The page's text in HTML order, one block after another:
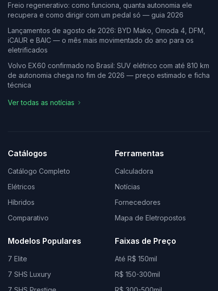
Freio regenerativo: como funciona, quanta autonomia ele
recupera e como dirigir com um pedal só — guia 2026
Lançamentos de agosto de 2026: BYD Mako, Omoda 4, DFM,
iCAUR e BAIC — o mês mais movimentado do ano para os
eletrificados
Volvo EX60 confirmado no Brasil: SUV elétrico com até 810 km
de autonomia chega no fim de 2026 — preço estimado e ficha
técnica
Ver todas as notícias
Catálogos
Catálogo Completo
Elétricos
Híbridos
Comparativo
Ferramentas
Calculadora
Notícias
Fornecedores
Mapa de Eletropostos
Modelos Populares
7 Elite
7 SHS Luxury
Faixas de Preço
Até R$ 150mil
R$ 150-300mil